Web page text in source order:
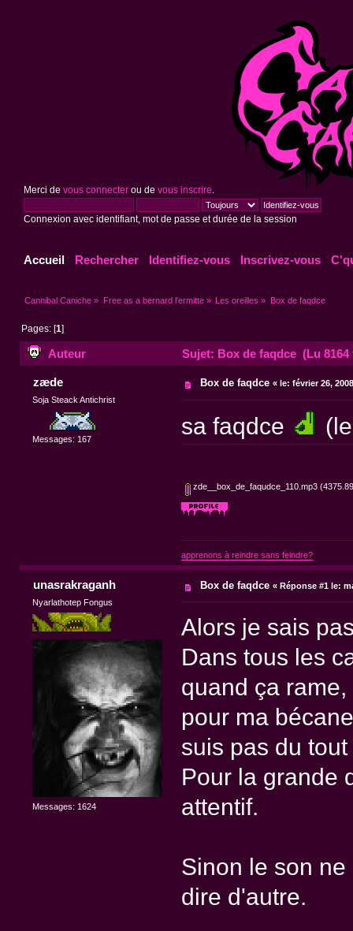
Merci de vous connecterou de vous inscrire
Connexion avec identifiant, mot de passe et durée de la session
Accueil Rechercher Identifiez-vous Inscrivez-vous
Cannibal Caniche » Free as a bernard l'ermitte» Les oreilles » Box de faqdce
Pages: [1]
Auteur Sujet: Box de faqdce (Lu 8164
zæde
Soja Steack Antichrist
Messages: 167
Box de faqdce «le: février 26,
sa faqdce
zde__box_de_faqudce_110.mp3
apprenons à reindre sans feindre?
unasrakraganh
Nyarlathotep Fongus
Messages: 1624
Box de faqdce «Réponse #1 le:
Alors je sais
Dans tous les
quand ça
pour ma
suis pas du
Pour la grande
attentif.
Sinon le son
dire d'autre.